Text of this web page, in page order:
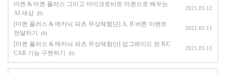
마퀸 & 마퀸 플러스 그리고 마이크로비트 마퀸으로 배우는
AI 세상 (0)
2021.05.12
[마퀸 플러스 & 메카닉 파츠 무상체험단] A, B 버튼 이벤트
전달하기
(0)
2021.05.11
[마퀸 플러스 & 메카닉 파츠 무상체험단] 업그레이드 된 R/C
CAR 기능 구현하기
(0)
2021.05.11